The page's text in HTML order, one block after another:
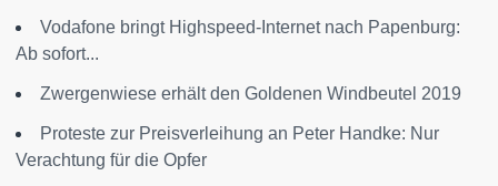
Vodafone bringt Highspeed-Internet nach Papenburg:
Ab sofort...
Zwergenwiese erhält den Goldenen Windbeutel 2019
Proteste zur Preisverleihung an Peter Handke: Nur
Verachtung für die Opfer